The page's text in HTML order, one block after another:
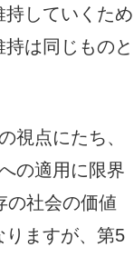
していくため
は同じものと
視点にたち、
の適用に限界
の社会の価値
りますが、第5